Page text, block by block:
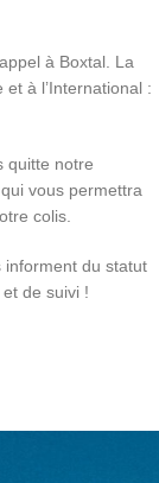
à Boxtal. La
à l’International :
quitte notre
vous permettra
colis.
informent du statut
de suivi !